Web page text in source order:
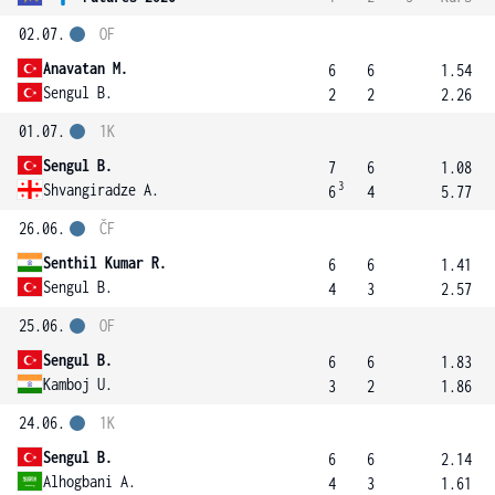
02.07.
Anavatan M.
Sengul B.
OF
6
2
6
2
1.54
2.26
01.07.
Sengul B.
Shvangiradze A.
1K
7
6 3
6
4
1.08
5.77
26.06.
Senthil Kumar R.
Sengul B.
ČF
6
4
6
3
1.41
2.57
25.06.
Sengul B.
Kamboj U.
OF
6
3
6
2
1.83
1.86
24.06.
Sengul B.
Alhogbani A.
1K
6
4
6
3
2.14
1.61